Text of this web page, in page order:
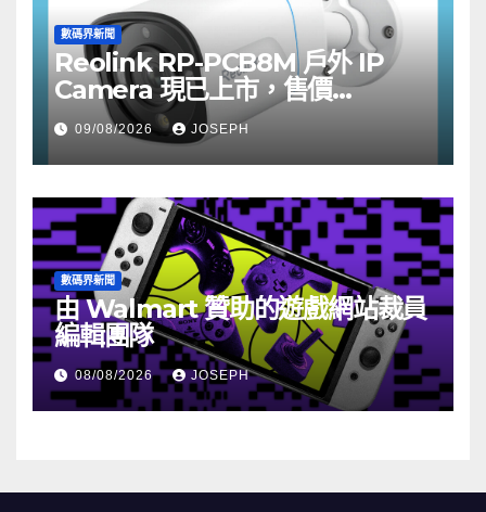
數碼界新聞
Reolink RP-PCB8M 戶外 IP
Camera 現已上市，售價
HK$722
09/08/2026 JOSEPH
數碼界新聞
由 Walmart 贊助的遊戲網站裁員
編輯團隊
08/08/2026 JOSEPH